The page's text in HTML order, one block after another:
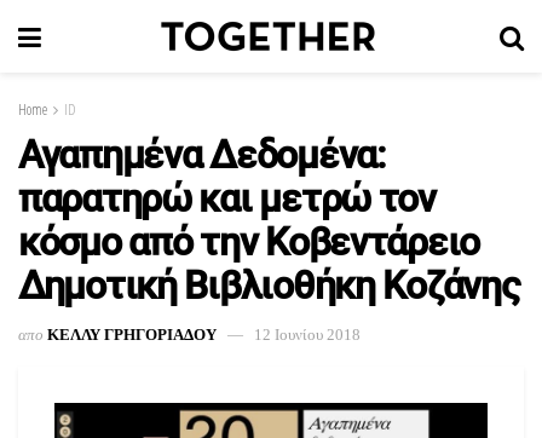
Home ID
Αγαπημένα Δεδομένα:
παρατηρώ και μετρώ τον
κόσμο από την Κοβεντάρειο
Δημοτική Βιβλιοθήκη Κοζάνης
απο ΚΕΛΛΥ ΓΡΗΓΟΡΙΑΔΟΥ 12 Ιουνίου 2018